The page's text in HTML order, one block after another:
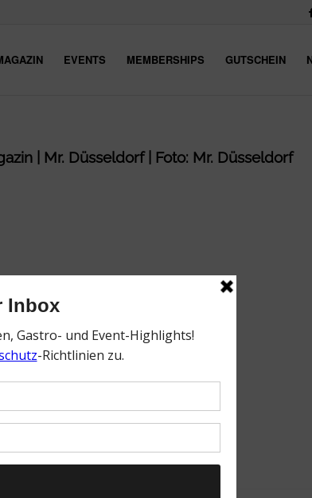
EVENTS MEMBERSHIPS GUTSCHEIN
| Mr. Düsseldorf | Foto: Mr. Düsseldorf